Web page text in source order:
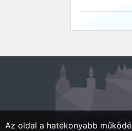
Az oldal a hatékonyabb